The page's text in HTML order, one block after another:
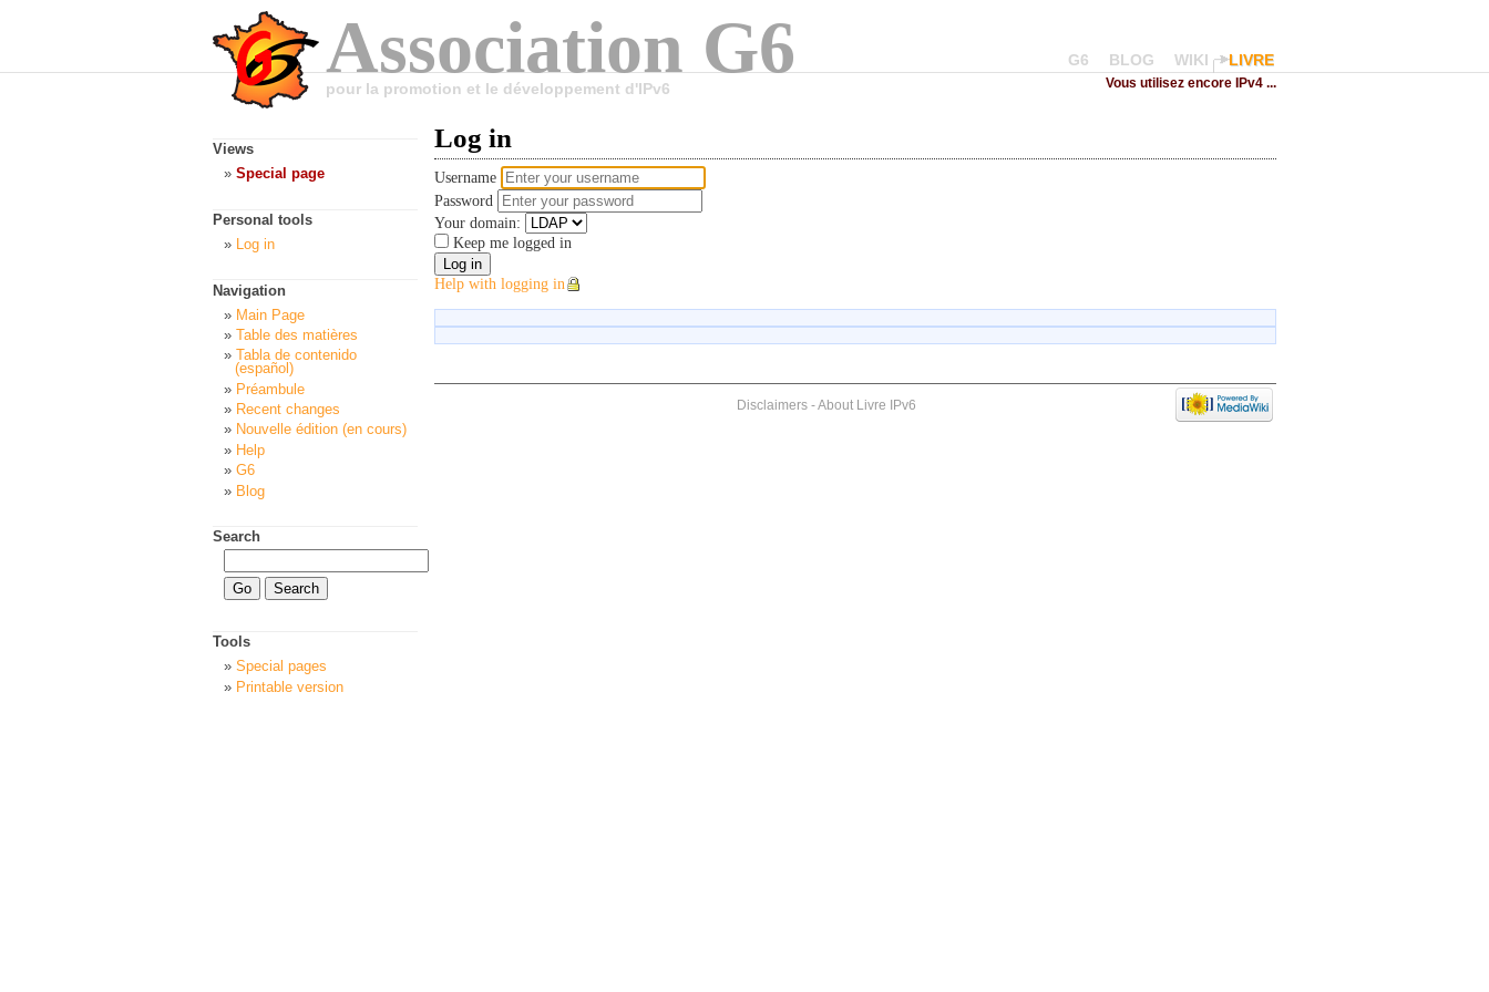
Association G6
pour la promotion et le développement d'IPv6
G6 BLOG WIKI LIVRE
Vous utilisez encore IPv4 ...
Log in
Username
Password
Your domain:
Keep me logged in
Help with logging in
Views
Special page
Personal tools
Log in
Navigation
Main Page
Table des matières
Tabla de contenido
(español)
Préambule
Recent changes
Nouvelle édition (en cours)
Help
G6
Blog
Search
Tools
Special pages
Printable version
Disclaimers-About Livre IPv6